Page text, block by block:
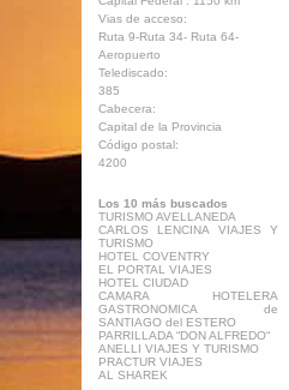
Vias de acceso:
Ruta 9-Ruta 34- Ruta 64-
Aeropuerto
Telediscado:
385
Cabecera:
Capital de la Provincia
Código postal:
4200
Los 10 más buscados
TURISMO AVELLANEDA
CARLOS LENCINA VIAJES Y
TURISMO
HOTEL COVENTRY
EL PORTAL VIAJES
HOTEL CIUDAD
CAMARA HOTELERA
GASTRONOMICA de
SANTIAGO del ESTERO
PARRILLADA “DON ALFREDO“
ANELLI VIAJES Y TURISMO
PRACTUR VIAJES
AL SHAREK